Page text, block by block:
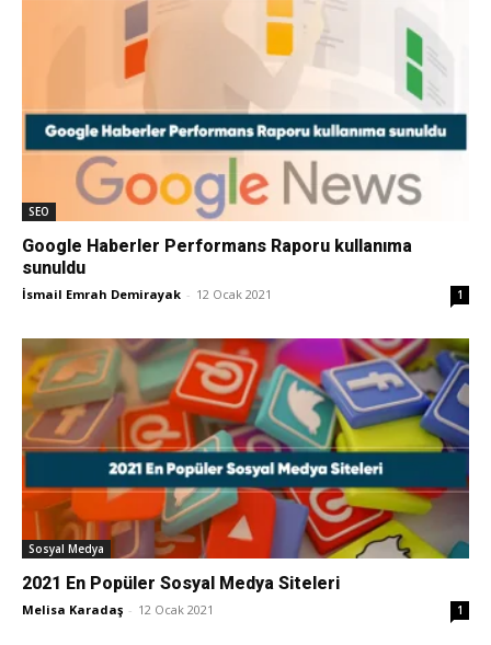
SEO
Google Haberler Performans Raporu kullanıma
sunuldu
İsmail Emrah Demirayak - 12 Ocak 2021 1
Sosyal Medya
2021 En Popüler Sosyal Medya Siteleri
Melisa Karadaş - 12 Ocak 2021 1